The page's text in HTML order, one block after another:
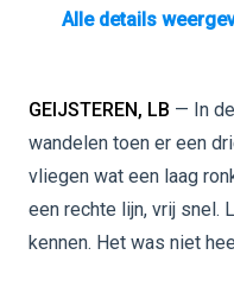
Alle details
GEIJSTEREN, LB — In
wandelen toen er een
vliegen wat een laag
een rechte lijn, vrij snel.
kennen. Het was niet